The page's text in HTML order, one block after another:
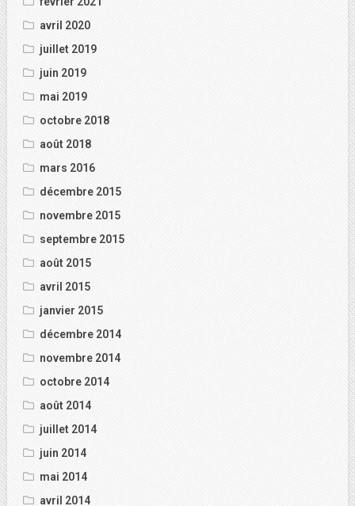
avril 2020
juillet 2019
juin 2019
mai 2019
octobre 2018
août 2018
mars 2016
décembre 2015
novembre 2015
septembre 2015
août 2015
avril 2015
janvier 2015
décembre 2014
novembre 2014
octobre 2014
août 2014
juillet 2014
juin 2014
mai 2014
avril 2014